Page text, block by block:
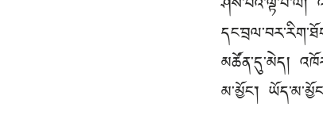
མཚོན་དུ་མེད།
མ་མྱོང་།